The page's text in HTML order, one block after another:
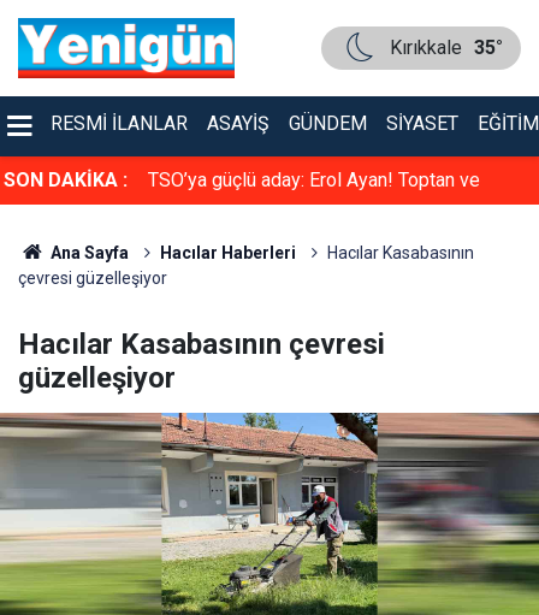
Kırıkkale 35°
RESMI İLANLAR ASAYIŞ GÜNDEM SIYASET EĞITIM
SON DAKİKA :
çarpıştı TSO’ya güçlü aday: Erol Ayan! Toptan ve
Ana Sayfa Hacılar Haberleri
Hacılar Kasabasının
çevresi güzelleşiyor
Hacılar Kasabasının çevresi
güzelleşiyor